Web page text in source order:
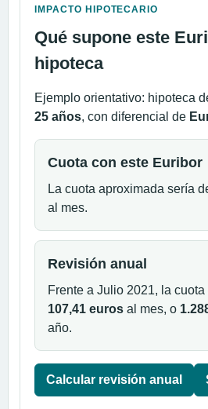
IMPACTO HIPOTECARIO
Qué supone este
hipoteca
Ejemplo orientativo: hipoteca
25 años, con diferencial de
Cuota con este Euribor
La cuota aproximada sería
al mes.
Revisión anual
Frente a Julio 2021, la
107,41 euros al mes, o
año.
Calcular revisión anual